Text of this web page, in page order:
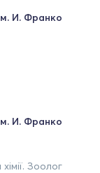
И. Франко
И. Франко
Зоолог